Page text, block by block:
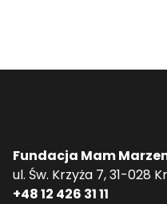
Fundacja Mam
ul. Św. Krzyża 7, 31-028
+48 12 426 31 11